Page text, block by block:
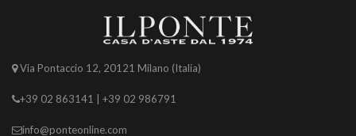
Via Pontaccio 12, 20121 Milano (Italia)
+39 02 863141 | +39 02 986791
info@ponteonline.com